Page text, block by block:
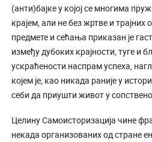
(анти)бајке у којој се многима
крајем, али не без жртве и
предмете и сећања приказан је
између дубоких крајности, туге и
ускраћености наспрам успеха,
којем је, као никада раније у
себи да приушти живот у
Целину Самоисторизација чине
некада организованих од стране